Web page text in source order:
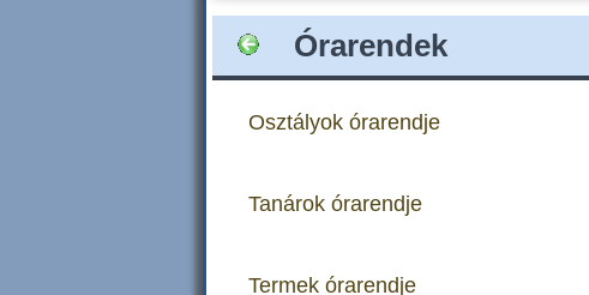
Órarendek
Osztályok órarendje
Tanárok órarendje
Termek órarendje